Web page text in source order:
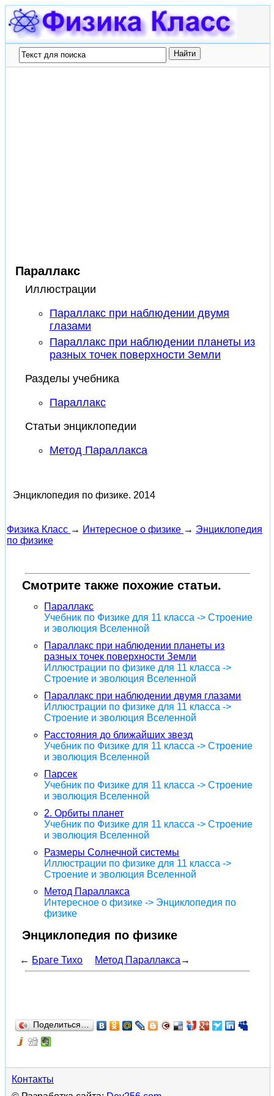
Параллакс
Иллюстрации
Параллакс при наблюдении двумя
глазами
Параллакс при наблюдении планеты из
разных точек поверхности Земли
Разделы учебника
Параллакс
Статьи энциклопедии
Метод Параллакса
Энциклопедия по физике. 2014
Физика Класс → Интересное о физике → Энциклопедия
по физике
Смотрите также похожие статьи.
Параллакс
Учебник по Физике для 11 класса -> Строение
и эволюция Вселенной
Параллакс при наблюдении планеты из
разных точек поверхности Земли
Иллюстрации по физике для 11 класса ->
Строение и эволюция Вселенной
Параллакс при наблюдении двумя глазами
Иллюстрации по физике для 11 класса ->
Строение и эволюция Вселенной
Расстояния до ближайших звезд
Учебник по Физике для 11 класса -> Строение
и эволюция Вселенной
Парсек
Учебник по Физике для 11 класса -> Строение
и эволюция Вселенной
2. Орбиты планет
Учебник по Физике для 11 класса -> Строение
и эволюция Вселенной
Размеры Солнечной системы
Иллюстрации по физике для 11 класса ->
Строение и эволюция Вселенной
Метод Параллакса
Интересное о физике -> Энциклопедия по
физике
Энциклопедия по физике
← Браге Тихо Метод Параллакса →
Поделиться…
Контакты